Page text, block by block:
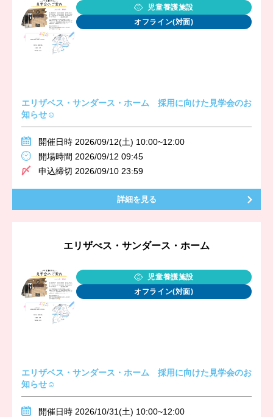
児童養護施設
オフライン(対面)
エリザベス・サンダース・ホーム 採用に向けた見学会のお
知らせ☺
開催日時 2026/09/12(土) 10:00~12:00
開場時間 2026/09/12 09:45
申込締切 2026/09/10 23:59
詳細を見る
エリザべス・サンダース・ホーム
児童養護施設
オフライン(対面)
エリザベス・サンダース・ホーム 採用に向けた見学会のお
知らせ☺
開催日時 2026/10/31(土) 10:00~12:00